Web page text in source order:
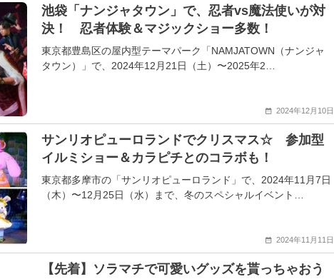
池袋「ナンジャタウン」で、忍者vs魔法使いが対
決！ 忍者体験＆マジックショー多数！
東京都豊島区の屋内型テーマパーク「NAMJATOWN（ナンジャ
タウン）」で、2024年12月21日（土）〜2025年2…
2024年12月10日
サンリオピューロランドでクリスマス☆ 参加型
イルミショー＆カラピチとのコラボも！
東京都多摩市の「サンリオピューロランド」で、2024年11月7日
（木）〜12月25日（水）まで、冬のスペシャルイベント…
2024年11月11日
【先着】ソラマチで可愛いグッズを貰っちゃおう